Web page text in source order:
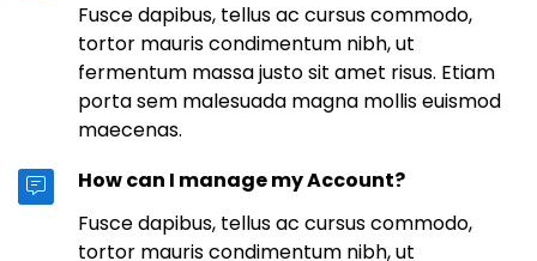
Fusce dapibus, tellus ac cursus commodo,
tortor mauris condimentum nibh, ut
fermentum massa justo sit amet risus. Etiam
porta sem malesuada magna mollis euismod
maecenas.
How can I manage my Account?
Fusce dapibus, tellus ac cursus commodo,
tortor mauris condimentum nibh, ut